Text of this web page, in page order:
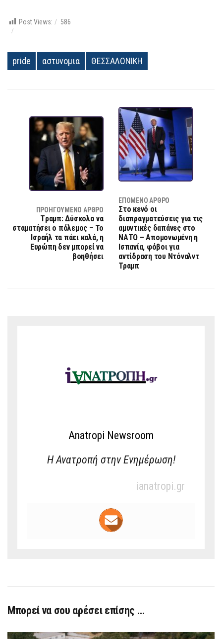
Post Views: 586
pride αστυνομια ΘΕΣΣΑΛΟΝΙΚΗ
ΠΡΟΗΓΟΎΜΕΝΟ ΆΡΘΡΟ
Tραμπ: Δύσκολο να
σταματήσει ο πόλεμος – Το
Ισραήλ τα πάει καλά, η
Ευρώπη δεν μπορεί να
βοηθήσει
ΕΠΌΜΕΝΟ ΆΡΘΡΟ
Στο κενό οι
διαπραγματεύσεις για τις
αμυντικές δαπάνες στο
ΝΑΤΟ – Απομονωμένη η
Ισπανία, φόβοι για
αντίδραση του Ντόναλντ
Τραμπ
Anatropi Newsroom
Η Ανατροπή στην Ενημέρωση!
ianatropi.gr
Μπορεί να σου αρέσει επίσης …